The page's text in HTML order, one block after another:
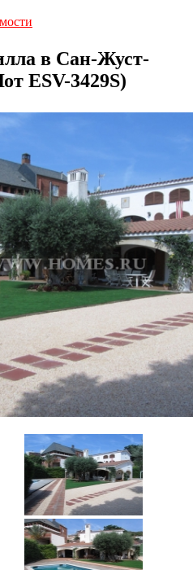
в Сан-Жуст-
ESV-3429S)